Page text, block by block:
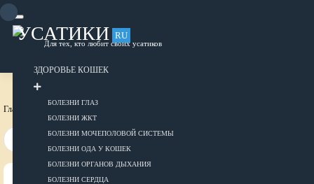
Skip
to
contentУСАТИКИ RU
Для тех, кто любит своих усатиков
РАЗМЕСТИТЬ ОБЪЯВЛЕНИЕ
ЗДОРОВЬЕ КОШЕК
БОЛЕЗНИ ГЛАЗ
БОЛЕЗНИ ЖКТ
БОЛЕЗНИ МОЧЕПОЛОВОЙ СИСТЕМЫ
БОЛЕЗНИ ОДА У КОШЕК
БОЛЕЗНИ ОРГАНОВ ДЫХАНИЯ
БОЛЕЗНИ СЕРДЦА
ОБЪЯВЛЕНИЯ
Главная страница